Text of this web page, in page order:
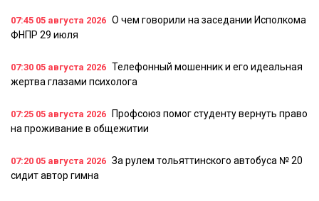
07:45 05 августа 2026 О чем говорили на заседании Исполкома
ФНПР 29 июля
07:30 05 августа 2026 Телефонный мошенник и его идеальная
жертва глазами психолога
07:25 05 августа 2026
Профсоюз помог студенту вернуть право
на проживание в общежитии
07:20 05 августа 2026 За рулем тольяттинского автобуса № 20
сидит автор гимна